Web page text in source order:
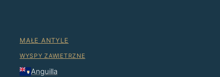
MAŁE ANTYLE
WYSPY ZAWIETRZNE
Anguilla